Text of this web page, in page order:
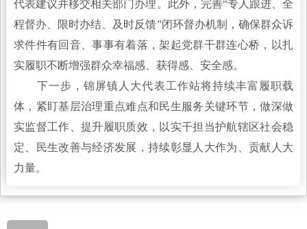
代表建议并移交相关部门办理。此外，完善“专人跟进、全
程督办、限时办结、及时反馈”闭环督办机制，确保群众诉
求件件有回音、事事有着落，架起党群干群连心桥，以扎
实履职不断增强群众幸福感、获得感、安全感。
下一步，锦屏镇人大代表工作站将持续丰富履职载
体，紧盯基层治理重点难点和民生服务关键环节，做深做
实监督工作、提升履职质效，以实干担当护航辖区社会稳
定、民生改善与经济发展，持续彰显人大作为、贡献人大
力量。